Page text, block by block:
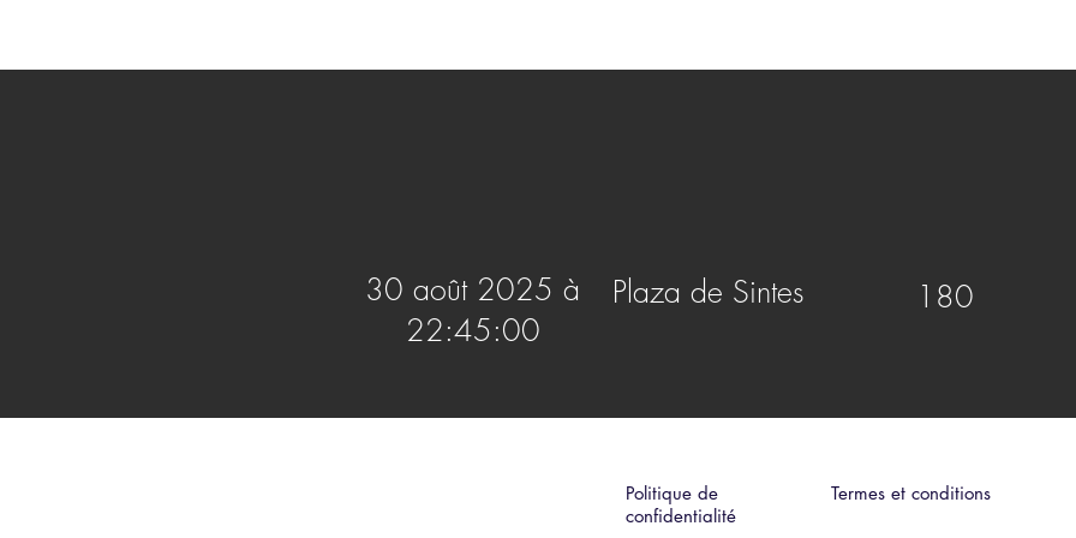
30 août 2025 à
22:45:00
Plaza de Sintes 180
Politique de
confidentialité
Termes et conditions